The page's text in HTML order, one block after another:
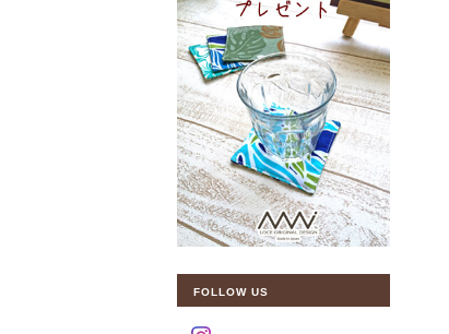
FOLLOW US